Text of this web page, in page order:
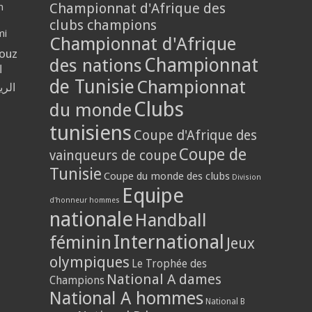
Championnat d'Afrique des
clubs champions
Championnat d'Afrique
des nations Championnat
de Tunisie Championnat
du monde Clubs
tunisiens Coupe d'Afrique des
vainqueurs de coupe Coupe de
Tunisie Coupe du monde des clubs Division
d'honneur hommes Equipe
nationale Handball
féminin International Jeux
olympiques Le Trophée des
Champions National A dames
National A hommes National B